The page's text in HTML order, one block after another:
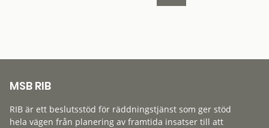
MSB RIB
RIB är ett beslutsstöd för räddningstjänst som ger stöd
hela vägen från planering av framtida insatser till att